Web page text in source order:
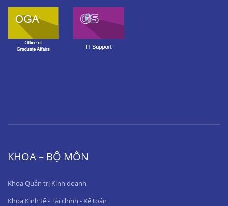
KHOA – BỘ MÔN
Khoa Quản trị Kinh doanh
Khoa Kinh tế - Tài chính - Kế toán